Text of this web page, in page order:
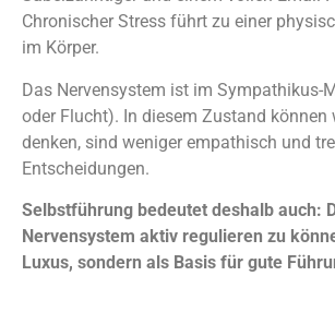
Chronischer Stress führt zu einer
im Körper.
Das Nervensystem ist im Sympathikus-
oder Flucht). In diesem Zustand können
denken, sind weniger empathisch und
Entscheidungen.
Selbstführung bedeutet deshalb auch:
Nervensystem aktiv regulieren zu
Luxus, sondern als Basis für gute